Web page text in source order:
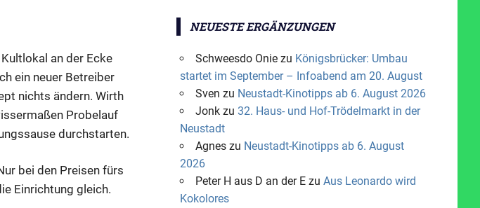
an der Ecke
ein neuer Betreiber
nichts ändern. Wirth
Probelauf
durchstarten.
bei den Preisen fürs
Einrichtung gleich.
NEUESTE ERGÄNZUNGEN
Schweesdo Oniezu Königsbrücker: Umbau
startet im September – Infoabend am 20. August
Sven zu Neustadt-Kinotipps ab 6. August 2026
Jonkzu 32. Haus- und Hof-Trödelmarkt in der
Neustadt
Agneszu Neustadt-Kinotipps ab 6. August
2026
Peter H aus D an der Ezu Aus Leonardo wird
Kokolores